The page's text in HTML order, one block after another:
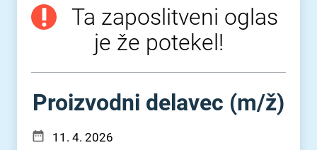
Ta zaposlitveni oglas
je že potekel!
Proizvodni delavec (m⁠/⁠ž)
11. 4. 2026